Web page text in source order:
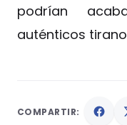
podrían
auténticos
COMPARTIR: